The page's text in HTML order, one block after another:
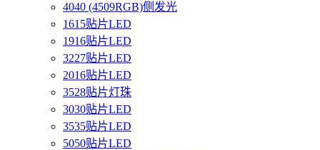
4040 (4509RGB)侧发光
1615贴片LED
1916贴片LED
3227贴片LED
2016贴片LED
3528贴片灯珠
3030贴片LED
3535贴片LED
5050贴片LED